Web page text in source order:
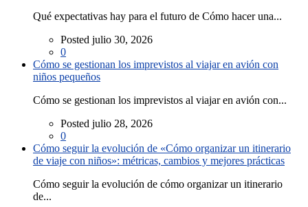
Qué expectativas hay para el futuro de Cómo hacer una...
Posted julio 30, 2026
0
Cómo se gestionan los imprevistos al viajar en avión con
niños pequeños
Cómo se gestionan los imprevistos al viajar en avión con...
Posted julio 28, 2026
0
Cómo seguir la evolución de «Cómo organizar un itinerario
de viaje con niños»: métricas, cambios y mejores prácticas
Cómo seguir la evolución de cómo organizar un itinerario
de...